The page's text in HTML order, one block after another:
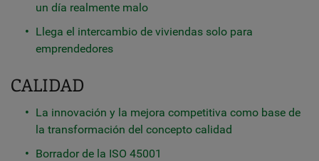
un día realmente malo
Llega el intercambio de viviendas solo para
emprendedores
CALIDAD
La innovación y la mejora competitiva como base de
la transformación del concepto calidad
Borrador de la ISO 45001